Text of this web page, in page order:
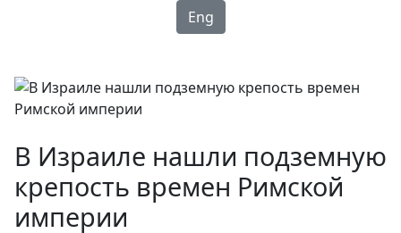
Eng
В Израиле нашли подземную
крепость времен Римской
империи